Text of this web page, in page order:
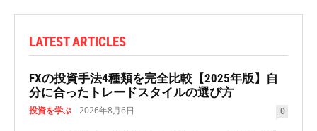
LATEST ARTICLES
FXの投資手法4種類を完全比較【2025年版】自
分に合ったトレードスタイルの選び方
投資を学ぶ 2026年8月6日 0